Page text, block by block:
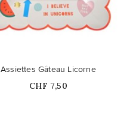
Assiettes Gâteau Licorne
Prix
CHF 7,50